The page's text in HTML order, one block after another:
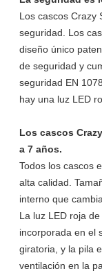
Los cascos Crazy
seguridad. Los
diseño único
de seguridad y
seguridad EN
hay una luz LED
Los cascos
a 7 años.
Todos los cascos
alta calidad.
interno que
La luz LED roja
incorporada en el
giratoria, y la pila
ventilación en la